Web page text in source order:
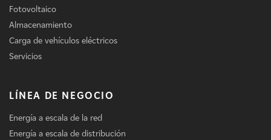
Fotovoltaico
Almacenamiento
Carga de vehículos eléctricos
Servicios
LÍNEA DE NEGOCIO
Energía a escala de la red
Energía a escala de distribución